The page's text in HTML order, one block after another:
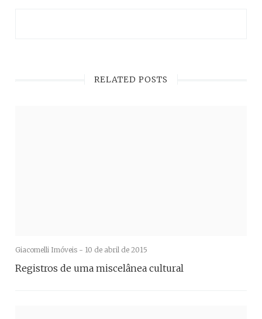
RELATED POSTS
Giacomelli Imóveis - 10 de abril de 2015
Registros de uma miscelânea cultural